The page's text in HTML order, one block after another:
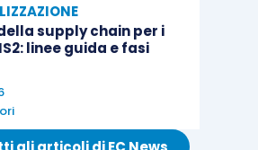
infatti, l’ufficio è chiamato, nei
i principi stabiliti dall’articolo 71
rese dall’impresa.
supply chain per i
linee guida e fasi